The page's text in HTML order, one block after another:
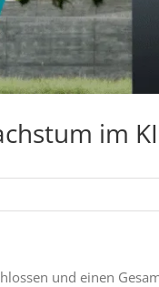
im
und einen